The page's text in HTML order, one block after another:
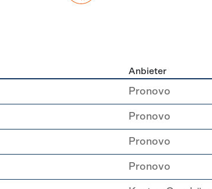
Anbieter
Pronovo
Pronovo
Pronovo
Pronovo